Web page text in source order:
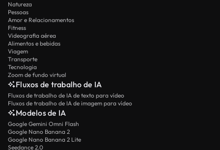
Natureza
Pessoas
Amor e Relacionamentos
Fitness
Videografia aérea
Alimentos e bebidas
Viagem
Transporte
Tecnologia
Zoom de fundo virtual
Fluxos de trabalho de IA
Fluxos de trabalho de IA de texto para vídeo
Fluxos de trabalho de IA de imagem para vídeo
Modelos de IA
Google Gemini Omni Flash
Google Nano Banana 2
Google Nano Banana 2 Lite
Seedance 2.0